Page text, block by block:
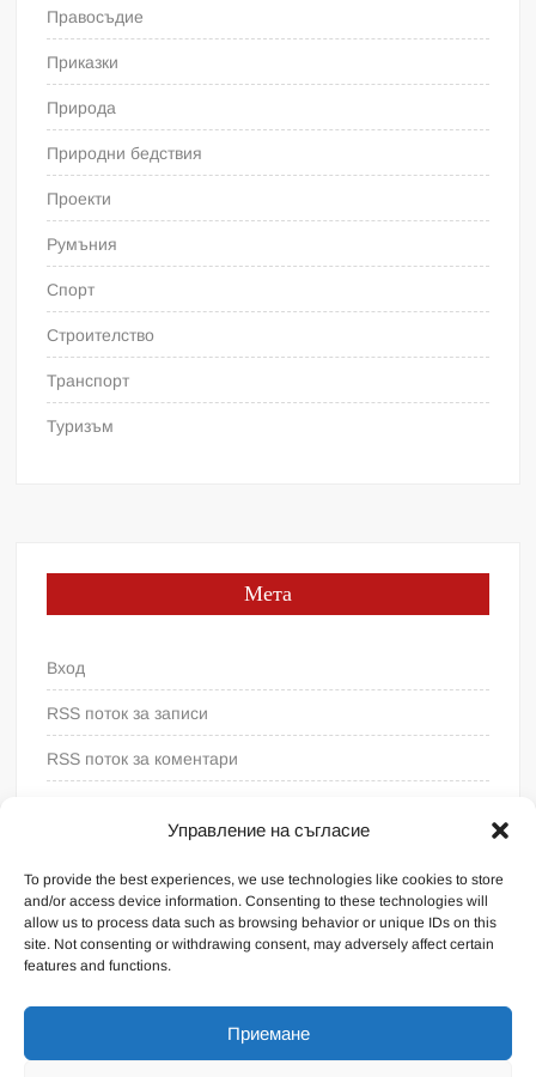
Управление на съгласие
To provide the best experiences, we use technologies like cookies to store
and/or access device information. Consenting to these technologies will
allow us to process data such as browsing behavior or unique IDs on this
site. Not consenting or withdrawing consent, may adversely affect certain
features and functions.
Приемане
Правосъдие
Приказки
Природа
Природни бедствия
Проекти
Румъния
Спорт
Строителство
Транспорт
Туризъм
Мета
Вход
RSS поток за записи
RSS поток за коментари